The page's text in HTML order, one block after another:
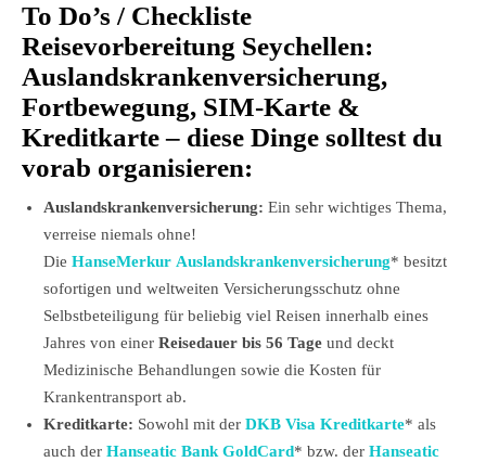
To Do’s / Checkliste
Reisevorbereitung Seychellen:
Auslandskrankenversicherung,
Fortbewegung, SIM-Karte &
Kreditkarte – diese Dinge solltest du
vorab organisieren:
Auslandskrankenversicherung: Ein sehr wichtiges Thema,
verreise niemals ohne!
Die HanseMerkur Auslandskrankenversicherung* besitzt
sofortigen und weltweiten Versicherungsschutz ohne
Selbstbeteiligung für beliebig viel Reisen innerhalb eines
Jahres von einer Reisedauer bis 56 Tage und deckt
Medizinische Behandlungen sowie die Kosten für
Krankentransport ab.
Kreditkarte: Sowohl mit der DKB Visa Kreditkarte* als
auch der Hanseatic Bank GoldCard* bzw. der Hanseatic